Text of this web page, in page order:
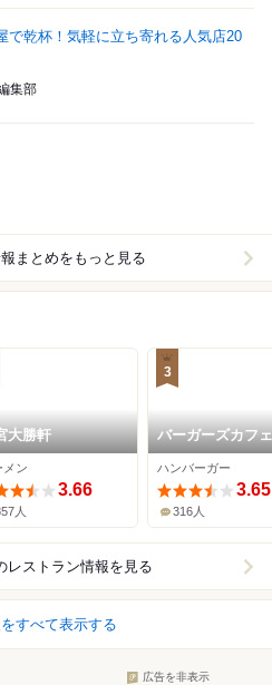
で乾杯！気軽に立ち寄れる人気店20
集部
まとめをもっと見る
大勝軒
メン
3.66
人
3
バーガーズカフ
チ ストーリー
ハンバーガー
3.65
316人
レストラン情報を見る
すべて表示する
広告を非表示